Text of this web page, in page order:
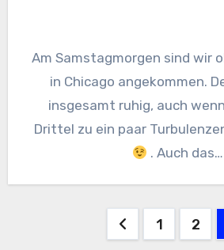
Am Samstagmorgen sind wir
in Chicago angekommen.
insgesamt ruhig, auch
. Auch das…
1 2